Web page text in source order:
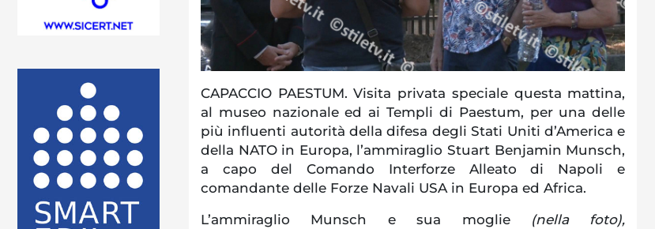
CAPACCIO PAESTUM. Visita privata speciale questa mattina,
al museo nazionale ed ai Templi di Paestum, per una delle
più influenti autorità della difesa degli Stati Uniti d’America e
della NATO in Europa, l’ammiraglio Stuart Benjamin Munsch,
a capo del Comando Interforze Alleato di Napoli e
comandante delle Forze Navali USA in Europa ed Africa.
L’ammiraglio Munsch e sua moglie
(nella foto),